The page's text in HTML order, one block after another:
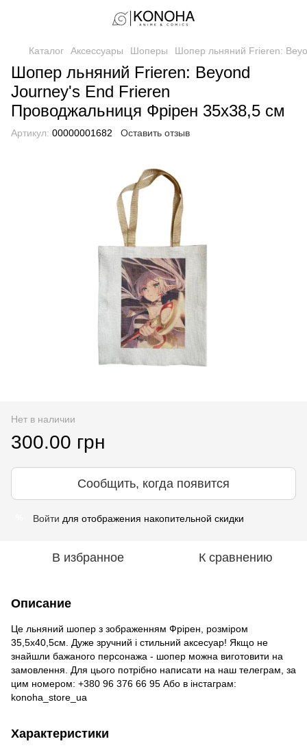
Каталог Аксессуары Шоперы Шопер льняний Frieren:
Шопер льняний Frieren: Beyond
Journey's End Frieren
Проводжальниця Фрірен 35х38,5 см
Артикул: 00000001682 Оставить отзыв
Нет в наличии
300.00 грн
Сообщить, когда появится
Войти для отображения накопительной скидки
В избранное К сравнению
Описание
Це льняний шопер з зображенням Фрірен, розміром
35,5х40,5см. Дуже зручний і стильний аксесуар! Якщо не
знайшли бажаного персонажа - шопер можна виготовити на
замовлення. Для цього потрібно написати на наш телеграм, за
цим номером: +380 96 376 66 95 Або в інстаграм:
konoha_store_ua
Характеристики